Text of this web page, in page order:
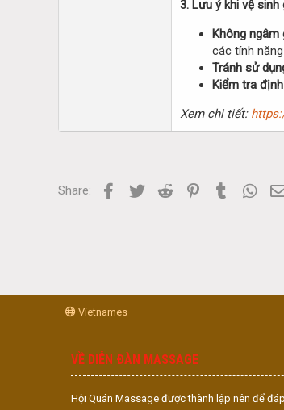
3. Lưu ý khi vệ sinh
Không
các tính năng
Tránh sử
Kiểm tra
Xem chi tiết:
Share: Facebook
Twitter Reddit PinterestTumblr
Vietnames
VỀ DIỄN ĐÀN MASSAGE
Hội Quán Massage được thành lập nên để